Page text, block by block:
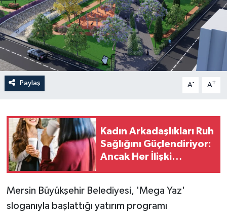
Paylaş A- A+
Kadın Arkadaşlıkları Ruh
Sağlığını Güçlendiriyor:
Ancak Her İlişki
Mersin Büyükşehir Belediyesi, 'Mega Yaz'
sloganıyla başlattığı yatırım programı